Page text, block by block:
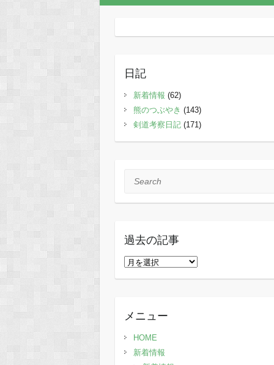
日記
新着情報 (62)
熊のつぶやき (143)
剣道考察日記 (171)
Search
過去の記事
過
事
メニュー
HOME
新着情報